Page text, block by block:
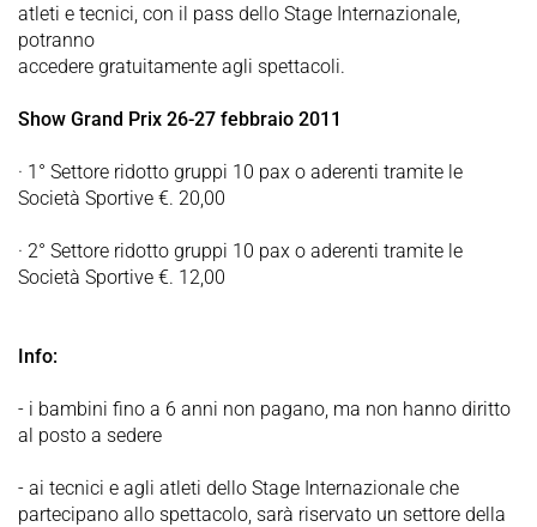
atleti e tecnici, con il pass dello Stage Internazionale,
potranno
accedere gratuitamente agli spettacoli.
Show Grand Prix 26-27 febbraio 2011
· 1° Settore ridotto gruppi 10 pax o aderenti tramite le
Società Sportive €. 20,00
· 2° Settore ridotto gruppi 10 pax o aderenti tramite le
Società Sportive €. 12,00
Info:
- i bambini fino a 6 anni non pagano, ma non hanno diritto
al posto a sedere
- ai tecnici e agli atleti dello Stage Internazionale che
partecipano allo spettacolo, sarà riservato un settore della